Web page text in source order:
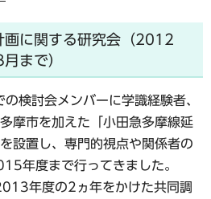
画に関する研究会（2012
まで）
検討会メンバーに学識経験者、
摩市を加えた「小田急多摩線延
設置し、専門的視点や関係者の
年度まで行ってきました。
年度の2ヵ年をかけた共同調